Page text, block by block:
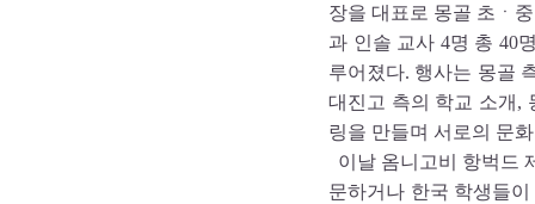
장을 대표로 몽골 초ㆍ
과 인솔 교사 4명 총 40
루어졌다. 행사는 몽골
대진고 측의 학교 소개,
링을 만들며 서로의 문
이날 옴니고비 항벅드
문하거나 한국 학생들